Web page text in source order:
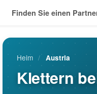
Finden Sie einen
Heim / Austria
Klettern